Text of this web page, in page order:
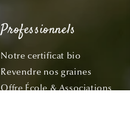
Professionnels
Notre certificat bio
Revendre nos graines
Offre École & Associations